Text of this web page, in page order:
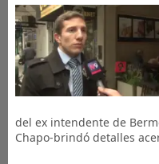
del ex intendente de
Chapo-brindó detalles